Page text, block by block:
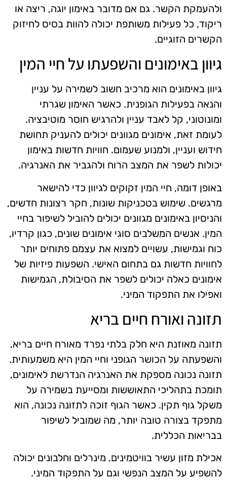
ולהעמקת הקשר. גם אם מדובר באימון יוגה, ריצה או
ריקוד, כל פעילות משותפת יכולה להוות בסיס לחיזוק
הקשרים הזוגיים.
גיוון באימונים והשפעתו על חיי המין
גיוון באימונים הוא מרכיב חשוב לשמירה על עניין
והנאה בפעילות הגופנית. כאשר האימון שגרתי
ומונוטוני, קל לאבד עניין ולהרגיש חוסר מוטיבציה.
לעומת זאת, אימונים מגוונים יכולים להעניק תחושת
חידוש ועניין, ולמנוע שעמום. חוויות חדשות באימון
יכולות לשפר את המצב הרוח ולהגביר את האנרגיה.
באופן דומה, חיי המין זקוקים לגיוון כדי להישאר
מרגשים. שימוש בטכניקות שונות, חקר רצונות חדשים,
והניסיון באימונים מגוונים יכולים להוביל לשיפור בחיי
המין. אנשים המשלבים סוגי אימונים שונים, כגון קרדיו,
כוח וגמישות, עשויים למצוא את עצמם פתוחים יותר
לחוויות חדשות גם בתחום האישי. השפעות פיזיות של
אימונים כאלה יכולים לשפר את הסיבולת, הגמישות
ואפילו את התפקוד המיני.
תזונה ואורח חיים בריא
תזונה מאוזנת היא חלק בלתי נפרד מאורח חיים בריא,
והשפעתה על הכושר הגופני וחיי המין היא משמעותית.
תזונה נכונה מספקת את האנרגיה הנדרשת לאימונים,
תומכת בתהליכי התאוששות ומסייעת בשמירה על
משקל גוף תקין. כאשר הגוף זוכה לתזונה נכונה, הוא
מתפקד בצורה טובה יותר, מה שמוביל לשיפור
בבריאות הכללית.
אכילת מזון עשיר בוויטמינים, מינרלים וחלבונים יכולה
להשפיע על המצב הנפשי וגם על התפקוד המיני.